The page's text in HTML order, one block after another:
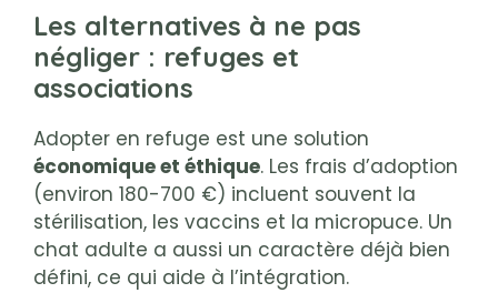
Les alternatives à ne pas
négliger : refuges et
associations
Adopter en refuge est une solution
économique et éthique. Les frais d’adoption
(environ 180-700 €) incluent souvent la
stérilisation, les vaccins et la micropuce. Un
chat adulte a aussi un caractère déjà bien
défini, ce qui aide à l’intégration.